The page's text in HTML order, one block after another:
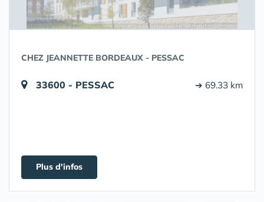
CHEZ JEANNETTE BORDEAUX - PESSAC
33600 - PESSAC ➔ 69.33 km
Plus d'infos